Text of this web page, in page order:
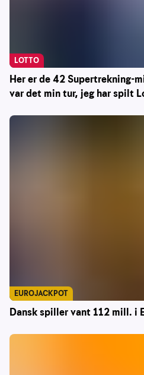
Her er de 42 Supertrekning-
var det min tur, jeg har spilt
LOTTO
Dansk spiller vant 112 mill. i
EUROJACKPOT